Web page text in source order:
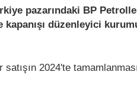
pazarındaki BP
düzenleyici
2024'te